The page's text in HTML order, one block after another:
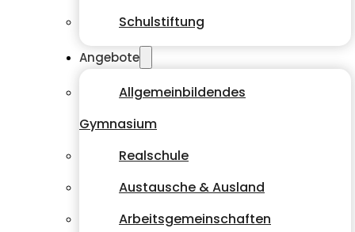
Schulstiftung
Angebote
Allgemeinbildendes
Gymnasium
Realschule
Austausche & Ausland
Arbeitsgemeinschaften